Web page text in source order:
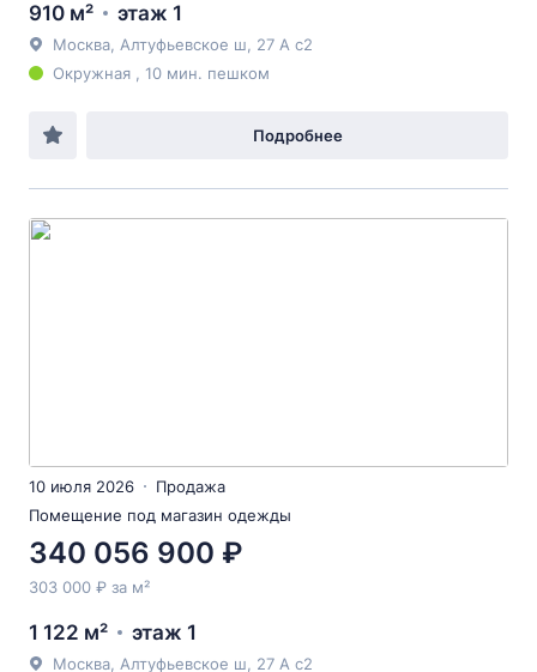
910 м² этаж 1
Москва, Алтуфьевское ш, 27 А с2
Окружная , 10 мин. пешком
Подробнее
10 июля 2026
Продажа
Помещение под магазин одежды
340 056 900 ₽
303 000 ₽ за м²
1 122 м² этаж 1
Москва, Алтуфьевское ш, 27 А с2